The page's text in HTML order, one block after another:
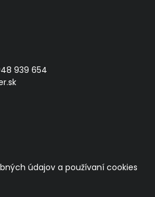
939 654
údajov a používaní cookies